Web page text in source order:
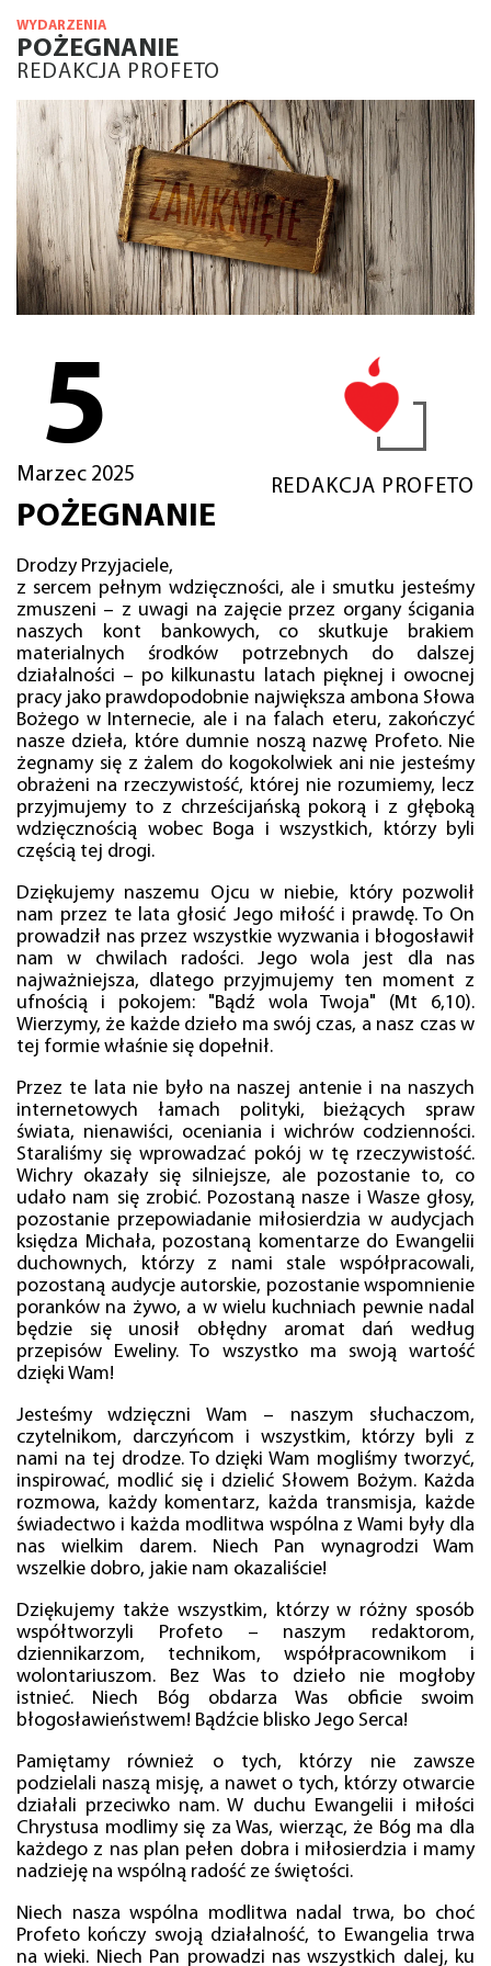
WYDARZENIA
POŻEGNANIE
REDAKCJA PROFETO
5
Marzec 2025
REDAKCJA PROFETO
POŻEGNANIE
Drodzy Przyjaciele,
z sercem pełnym wdzięczności, ale i smutku jesteśmy
zmuszeni – z uwagi na zajęcie przez organy ścigania
naszych kont bankowych, co skutkuje brakiem
materialnych środków potrzebnych do dalszej
działalności – po kilkunastu latach pięknej i owocnej
pracy jako prawdopodobnie największa ambona Słowa
Bożego w Internecie, ale i na falach eteru, zakończyć
nasze dzieła, które dumnie noszą nazwę Profeto. Nie
żegnamy się z żalem do kogokolwiek ani nie jesteśmy
obrażeni na rzeczywistość, której nie rozumiemy, lecz
przyjmujemy to z chrześcijańską pokorą i z głęboką
wdzięcznością wobec Boga i wszystkich, którzy byli
częścią tej drogi.
Dziękujemy naszemu Ojcu w niebie, który pozwolił
nam przez te lata głosić Jego miłość i prawdę. To On
prowadził nas przez wszystkie wyzwania i błogosławił
nam w chwilach radości. Jego wola jest dla nas
najważniejsza, dlatego przyjmujemy ten moment z
ufnością i pokojem: "Bądź wola Twoja" (Mt 6,10).
Wierzymy, że każde dzieło ma swój czas, a nasz czas w
tej formie właśnie się dopełnił.
Przez te lata nie było na naszej antenie i na naszych
internetowych łamach polityki, bieżących spraw
świata, nienawiści, oceniania i wichrów codzienności.
Staraliśmy się wprowadzać pokój w tę rzeczywistość.
Wichry okazały się silniejsze, ale pozostanie to, co
udało nam się zrobić. Pozostaną nasze i Wasze głosy,
pozostanie przepowiadanie miłosierdzia w audycjach
księdza Michała, pozostaną komentarze do Ewangelii
duchownych, którzy z nami stale współpracowali,
pozostaną audycje autorskie, pozostanie wspomnienie
poranków na żywo, a w wielu kuchniach pewnie nadal
będzie się unosił obłędny aromat dań według
przepisów Eweliny. To wszystko ma swoją wartość
dzięki Wam!
Jesteśmy wdzięczni Wam – naszym słuchaczom,
czytelnikom, darczyńcom i wszystkim, którzy byli z
nami na tej drodze. To dzięki Wam mogliśmy tworzyć,
inspirować, modlić się i dzielić Słowem Bożym. Każda
rozmowa, każdy komentarz, każda transmisja, każde
świadectwo i każda modlitwa wspólna z Wami były dla
nas wielkim darem. Niech Pan wynagrodzi Wam
wszelkie dobro, jakie nam okazaliście!
Dziękujemy także wszystkim, którzy w różny sposób
współtworzyli Profeto – naszym redaktorom,
dziennikarzom, technikom, współpracownikom i
wolontariuszom. Bez Was to dzieło nie mogłoby
istnieć. Niech Bóg obdarza Was obficie swoim
błogosławieństwem! Bądźcie blisko Jego Serca!
Pamiętamy również o tych, którzy nie zawsze
podzielali naszą misję, a nawet o tych, którzy otwarcie
działali przeciwko nam. W duchu Ewangelii i miłości
Chrystusa modlimy się za Was, wierząc, że Bóg ma dla
każdego z nas plan pełen dobra i miłosierdzia i mamy
nadzieję na wspólną radość ze świętości.
Niech nasza wspólna modlitwa nadal trwa, bo choć
Profeto kończy swoją działalność, to Ewangelia trwa
na wieki. Niech Pan prowadzi nas wszystkich dalej, ku